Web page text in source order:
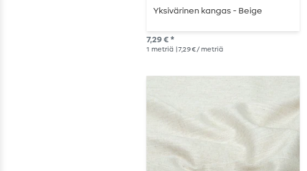
Yksivärinen kangas - Beige
7,29 € *
1 metriä | 7,29 € / metriä